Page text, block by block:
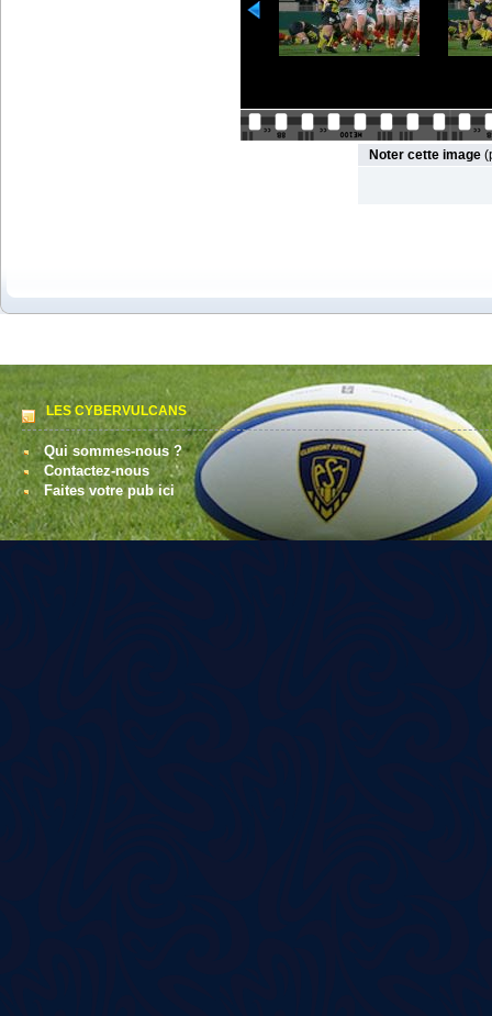
Noter cette image
LES CYBERVULCANS
Qui sommes-nous ?
Contactez-nous
Faites votre pub ici